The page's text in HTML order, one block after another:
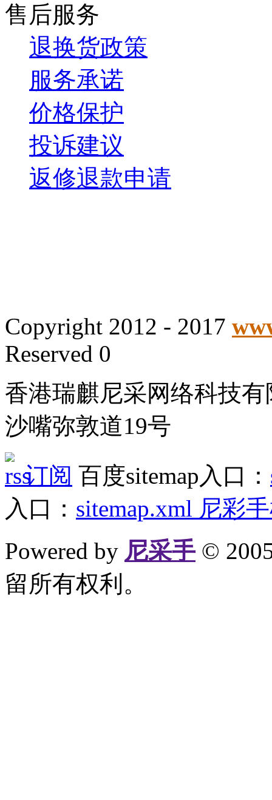
售后服务
退换货政策
服务承诺
价格保护
投诉建议
返修退款申请
Copyright 2012 - 2017
Reserved 0
香港瑞麒尼采网络科技
沙嘴弥敦道19号
订阅 百度sitemap入口：
入口： sitemap.xml 尼彩
Powered by 尼采手©
留所有权利。